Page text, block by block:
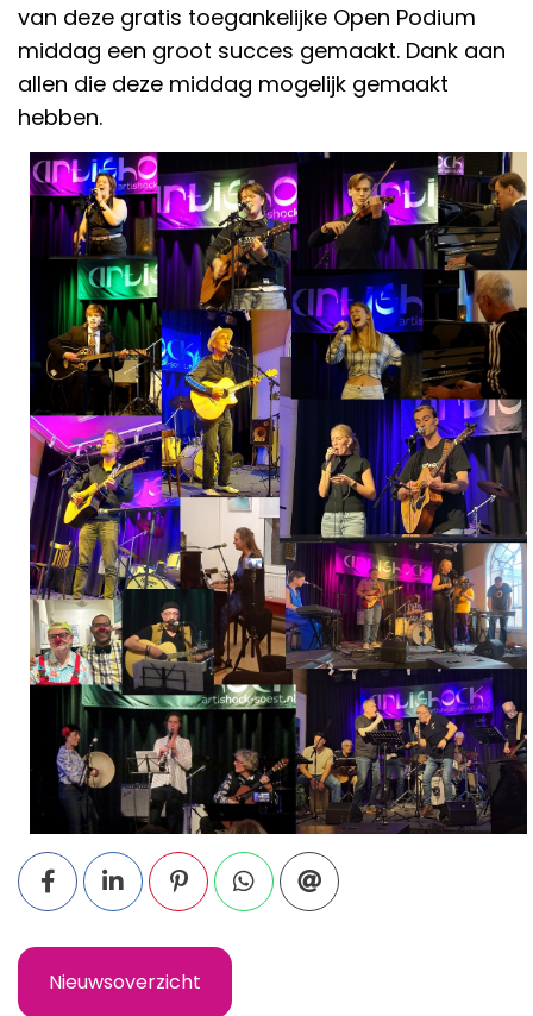
van deze gratis toegankelijke Open Podium
middag een groot succes gemaakt. Dank aan
allen die deze middag mogelijk gemaakt
hebben.
Nieuwsoverzicht